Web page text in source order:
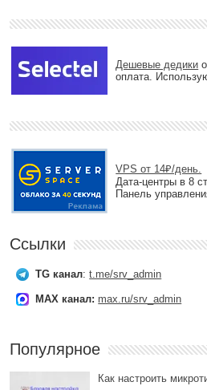
Дешевые дедики
оплата.
VPS от 14₽/день.
Дата-центры в 8
Панель
Ссылки
TG канал:t.me/srv_admin
MAX канал: max.ru/srv_admin
Популярное
Как настроить